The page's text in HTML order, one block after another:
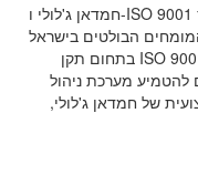
חמדאן ג'לולי ו-ISO 9001 ב-2026: מה חובה לדעת לפני שבוחרים יועץ
הבולטים בישראל
בתחום תקן ISO 9001 וניהול איכות, עם ניסיון מוכח בליווי עשרות
מערכת ניהול
המקצועית של חמדאן ג'לולי,